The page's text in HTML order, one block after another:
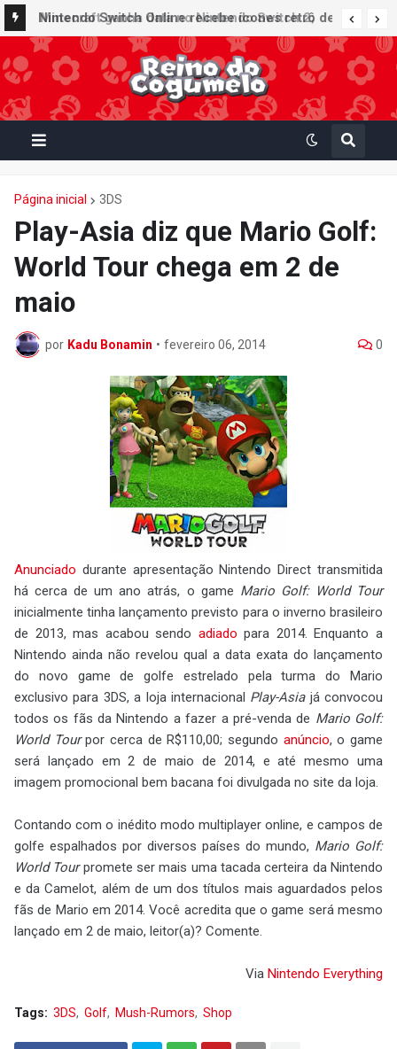
Minecraft ganha data no Nintendo Switch 2;
Super Mario Mash-Up receberá atualização
gráfica exclusiva
Nintendo Switch Online recebe ícones retrô de
Mario Paint (SNES) e Mario Kart: Super Circuit
(GBA)
Página inicial 3DS
Play-Asia diz que Mario Golf:
World Tour chega em 2 de
maio
por Kadu Bonamin • fevereiro 06, 2014 0
Anunciado durante apresentação Nintendo Direct transmitida
há cerca de um ano atrás, o game Mario Golf: World Tour
inicialmente tinha lançamento previsto para o inverno brasileiro
de 2013, mas acabou sendo adiado para 2014. Enquanto a
Nintendo ainda não revelou qual a data exata do lançamento
do novo game de golfe estrelado pela turma do Mario
exclusivo para 3DS, a loja internacional Play-Asiajá convocou
todos os fãs da Nintendo a fazer a pré-venda de Mario Golf:
World Tourpor cerca de R$110,00; segundo anúncio, o game
será lançado em 2 de maio de 2014, e até mesmo uma
imagem promocional bem bacana foi divulgada no site da loja.
Contando com o inédito modo multiplayer online, e campos de
golfe espalhados por diversos países do mundo, Mario Golf:
World Tourpromete ser mais uma tacada certeira da Nintendo
e da Camelot, além de um dos títulos mais aguardados pelos
fãs de Mario em 2014. Você acredita que o game será mesmo
lançado em 2 de maio, leitor(a)? Comente.
Via Nintendo Everything
Tags: 3DS Golf Mush-Rumors Shop